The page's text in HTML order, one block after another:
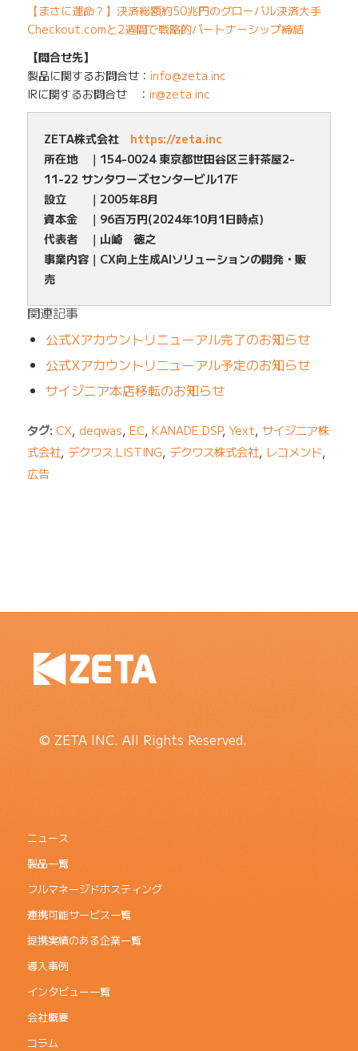
【まさに運命？】決済総額約50兆円のグローバル決済大手
Checkout.comと2週間で戦略的パートナーシップ締結
【問合せ先】
製品に関するお問合せ： info@zeta.inc
IRに関するお問合せ ： ir@zeta.inc
ZETA株式会社 https://zeta.inc
所在地 ｜154-0024 東京都世田谷区三軒茶屋2-
11-22 サンタワーズセンタービル17F
設立 ｜2005年8月
資本金 ｜96百万円(2024年10月1日時点)
代表者 ｜山崎 徳之
事業内容｜CX向上生成AIソリューションの開発・販
売
関連記事
公式Xアカウントリニューアル完了のお知らせ
公式Xアカウントリニューアル予定のお知らせ
サイジニア本店移転のお知らせ
タグ: CX, deqwas, EC, KANADE DSP, Yext, サイジニア株
式会社, デクワス.LISTING, デクワス株式会社, レコメンド,
広告
© ZETA INC. All Rights Reserved.
ニュース
製品一覧
フルマネージドホスティング
連携可能サービス一覧
提携実績のある企業一覧
導入事例
インタビュー一覧
会社概要
コラム